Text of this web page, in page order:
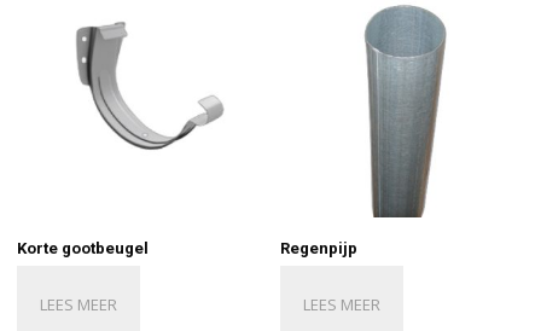
Korte gootbeugel
LEES MEER
Regenpijp
LEES MEER